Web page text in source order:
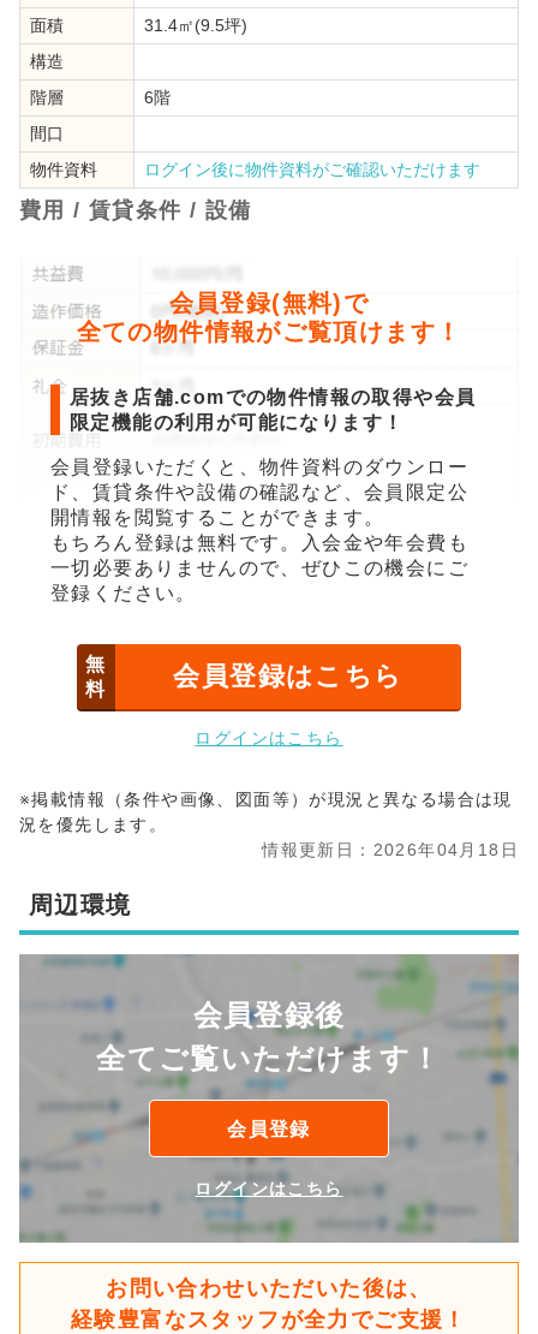
面積
31.4㎡(9.5坪)
構造
階層
6階
間口
物件資料
ログイン後に物件資料がご確認いただけます
費用 / 賃貸条件 / 設備
会員登録(無料)で
全ての物件情報がご覧頂けます！
居抜き店舗.comでの物件情報の取得や会員
限定機能の利用が可能になります！
会員登録いただくと、物件資料のダウンロー
ド、賃貸条件や設備の確認など、会員限定公
開情報を閲覧することができます。
もちろん登録は無料です。入会金や年会費も
一切必要ありませんので、ぜひこの機会にご
登録ください。
無
料
会員登録はこちら
ログインはこちら
※掲載情報（条件や画像、図面等）が現況と異なる場合は現
況を優先します。
情報更新日：2026年04月18日
周辺環境
会員登録後
全てご覧いただけます！
会員登録
ログインはこちら
お問い合わせいただいた後は、
経験豊富なスタッフが全力でご支援！